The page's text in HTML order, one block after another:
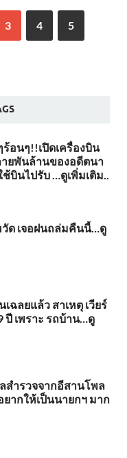
3 4 5
อนๆ!!เปิดเครื่องบิน
ยพันล้านของอดีตนา
บินไปรับ …ดูเพิ่มเติม..
วัด เจอฝนถล่มคืนนี้…ดู
ฉลยแล้ว สาเหตุ เวียร์
ปี เพราะ รถบ้าน…ดู
สำรวจจากอีสานโพล
ากให้เป็นนายกฯ มาก